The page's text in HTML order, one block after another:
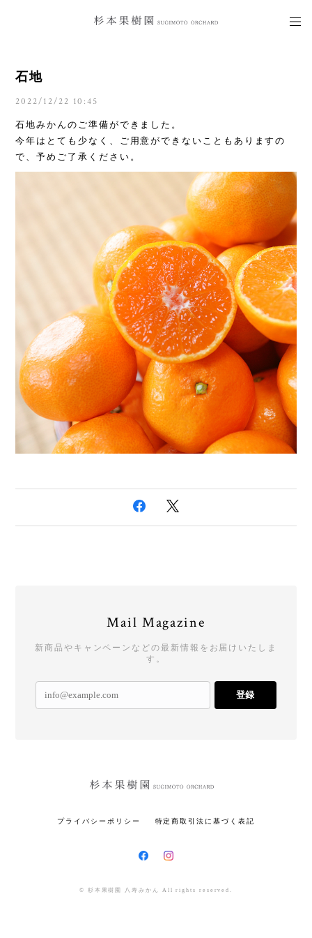
石地
2022/12/22 10:45
石地みかんのご準備ができました。
今年はとても少なく、ご用意ができないこともありますの
で、予めご了承ください。
Mail Magazine
新商品やキャンペーンなどの最新情報をお届けいたしま
す。
登録
プライバシーポリシー 特定商取引法に基づく表記
© 杉本果樹園 八寿みかん All rights reserved.